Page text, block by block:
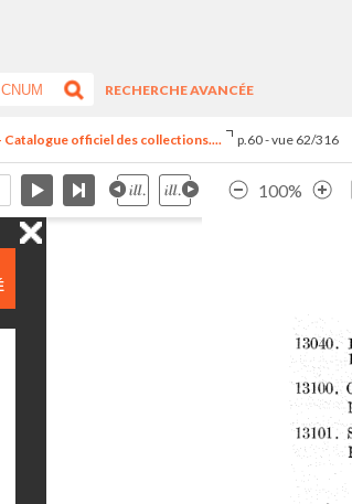
RECHERCHE AVANCÉE
officiel des collections.... p.60 - vue 62/316
100%